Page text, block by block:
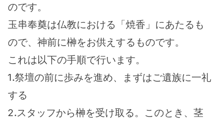
のです。
玉串奉奠は仏教における「焼香」にあたるも
ので、神前に榊をお供えするものです。
これは以下の手順で行います。
1.祭壇の前に歩みを進め、まずはご遺族に一礼
する
2.スタッフから榊を受け取る。このとき、茎